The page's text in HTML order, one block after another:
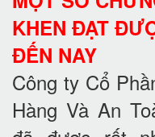
KHEN ĐẠT
ĐẾN NAY
Công ty Cổ
Hàng Và An